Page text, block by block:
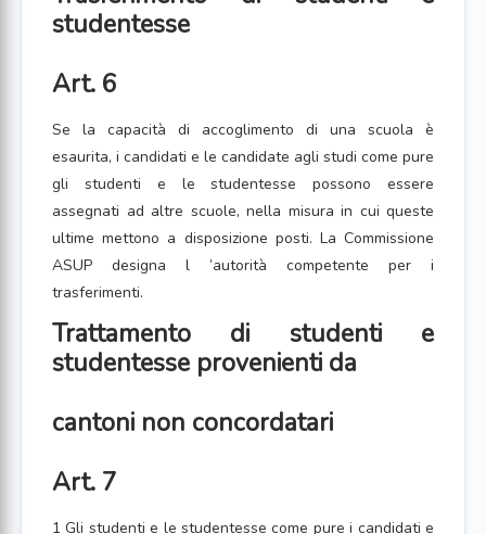
studentesse
Art. 6
Se la capacità di accoglimento di una scuola è
esaurita, i candidati e le candidate agli studi come pure
gli studenti e le studentesse possono essere
assegnati ad altre scuole, nella misura in cui queste
ultime mettono a disposizione posti. La Commissione
ASUP designa l ’autorità competente per i
trasferimenti.
Trattamento di studenti e
studentesse provenienti da
cantoni non concordatari
Art. 7
1 Gli studenti e le studentesse come pure i candidati e